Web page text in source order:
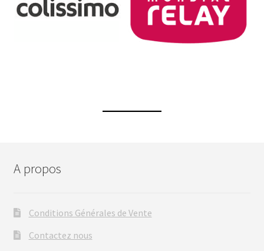
A propos
Conditions Générales de Vente
Contactez nous